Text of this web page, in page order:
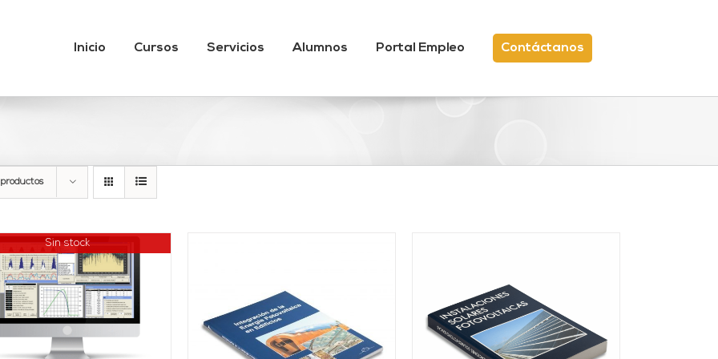
Inicio Cursos Servicios Alumnos Portal Empleo Contáctanos
Sin stock
AÑADIR AL CARRITO
DETALLES
AÑADIR AL CARRITO
DETALLES